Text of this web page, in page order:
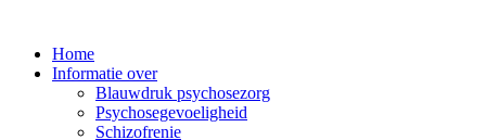
Main
Navigation
Home
Informatie over
Blauwdruk psychosezorg
Psychosegevoeligheid
Schizofrenie